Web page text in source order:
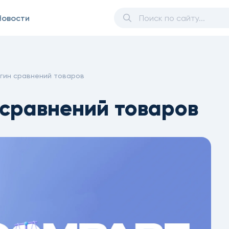
сравнений товаров
товаров